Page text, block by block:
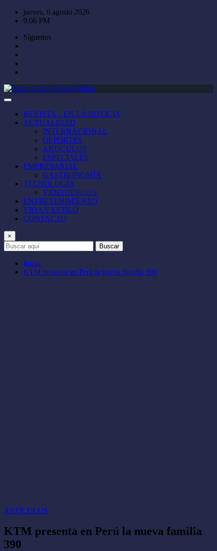
Saltar
jueves, 6 agosto 2026
9:06 PM
Síguenos
REVISTA – EN LA NOTICIA
ACTUALIDAD
INTERNACIONAL
DEPORTES
ARTÍCULOS
ESPECIALES
EMPRESARIAL
GASTRONOMÍA
TECNOLOGÍA
VIDEOJUEGOS
ENTRETENIMIENTO
VIDA Y ESTILO
CONTACTO
×
Buscar
Inicio
KTM presenta en Perú la nueva familia 390
ARTÍCULOS
KTM presenta en Perú la nueva familia
390